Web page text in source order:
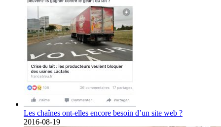
Les chaînes ont-elles encore besoin d’un site web ?
2016-08-19